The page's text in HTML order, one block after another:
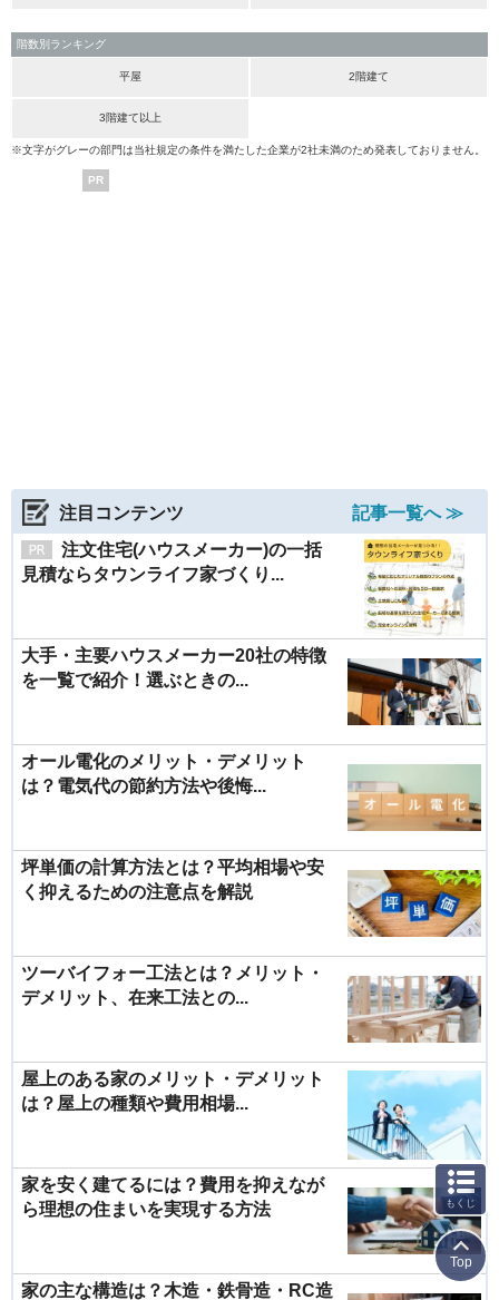
階数別ランキング
平屋 2階建て
3階建て以上
※文字がグレーの部門は当社規定の条件を満たした企業が2社未満のため発表しておりません。
PR
注目コンテンツ
記事一覧へ ≫
注文住宅(ハウスメーカー)の一括
見積ならタウンライフ家づくり...
大手・主要ハウスメーカー20社の特徴
を一覧で紹介！選ぶときの...
オール電化のメリット・デメリット
は？電気代の節約方法や後悔...
坪単価の計算方法とは？平均相場や安
く抑えるための注意点を解説
ツーバイフォー工法とは？メリット・
デメリット、在来工法との...
屋上のある家のメリット・デメリット
は？屋上の種類や費用相場...
家を安く建てるには？費用を抑えなが
ら理想の住まいを実現する方法
家の主な構造は？木造・鉄骨造・RC造
もくじ
Top